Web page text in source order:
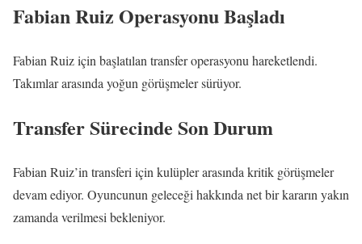
Fabian Ruiz Operasyonu Başladı
Fabian Ruiz için başlatılan transfer operasyonu hareketlendi.
Takımlar arasında yoğun görüşmeler sürüyor.
Transfer Sürecinde Son Durum
Fabian Ruiz’in transferi için kulüpler arasında kritik görüşmeler
devam ediyor. Oyuncunun geleceği hakkında net bir kararın yakın
zamanda verilmesi bekleniyor.